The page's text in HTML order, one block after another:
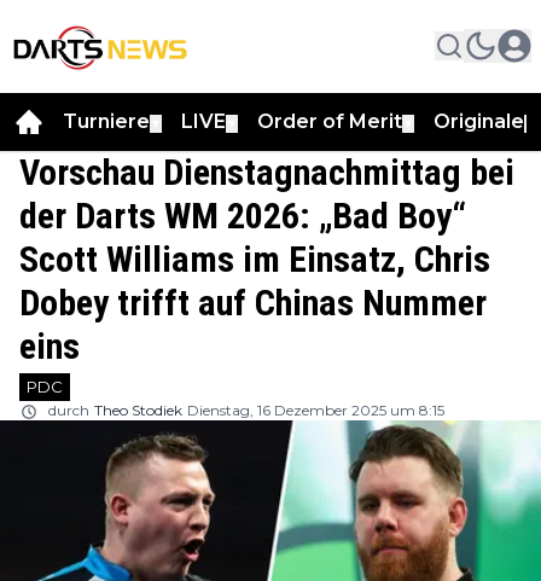
Turniere LIVE Order of Merit Originale
Vorschau Dienstagnachmittag bei
der Darts WM 2026: „Bad Boy“
Scott Williams im Einsatz, Chris
Dobey trifft auf Chinas Nummer
eins
PDC
durch Theo Stodiek Dienstag, 16 Dezember 2025 um 8:15